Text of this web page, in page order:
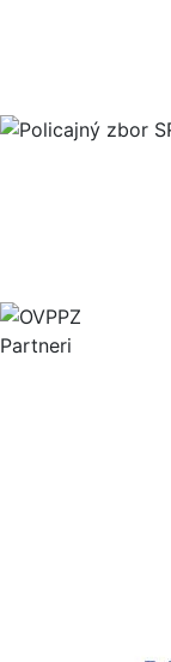
Partneri